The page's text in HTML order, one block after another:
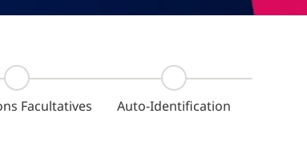
Facultatives Auto-Identification